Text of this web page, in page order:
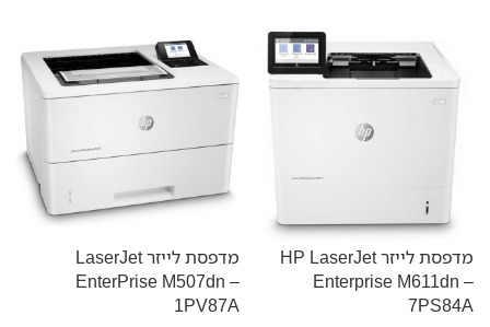
מדפסת לייזר HP LaserJet
Enterprise M611dn –
7PS84A
מדפסת לייזר LaserJet
EnterPrise M507dn –
1PV87A